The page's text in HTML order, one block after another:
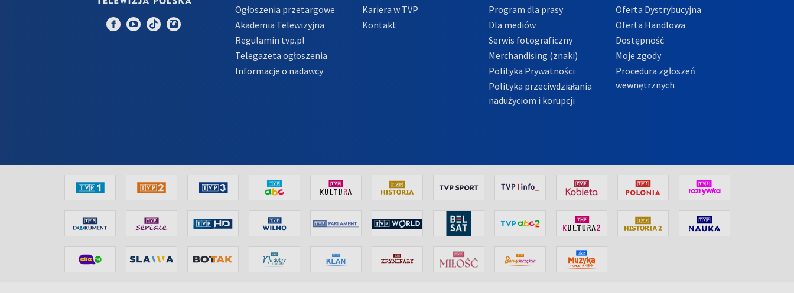
Ogłoszenia przetargowe
Akademia Telewizyjna
Regulamin tvp.pl
Telegazeta ogłoszenia
Informacje o nadawcy
Kariera w TVP
Kontakt
Program dla prasy
Dla mediów
Serwis fotograficzny
Merchandising (znaki)
Polityka Prywatności
Polityka przeciwdziałania
nadużyciom i korupcji
Oferta Dystrybucyjna
Oferta Handlowa
Dostępność
Moje zgody
Procedura zgłoszeń
wewnętrznych